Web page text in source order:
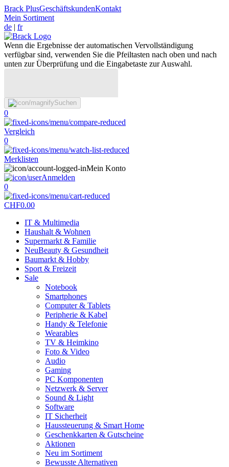
Brack PlusGeschäftskundenKontakt
Mein Sortiment
de | fr
Wenn die Ergebnisse der automatischen Vervollständigung
verfügbar sind, verwenden Sie die Pfeiltasten nach oben und nach
unten zur Überprüfung und die Eingabetaste zur Auswahl.
Suchen
0
Vergleich
0
Merklisten
Mein Konto
Anmelden
0
CHF0.00
IT & Multimedia
Haushalt & Wohnen
Supermarkt & Familie
NeuBeauty & Gesundheit
Baumarkt & Hobby
Sport & Freizeit
Sale
Notebook
Smartphones
Computer & Tablets
Peripherie & Kabel
Handy & Telefonie
Wearables
TV & Heimkino
Foto & Video
Audio
Gaming
PC Komponenten
Netzwerk & Server
Sound & Light
Software
IT Sicherheit
Haussteuerung & Smart Home
Geschenkkarten & Gutscheine
Aktionen
Neu im Sortiment
Bewusste Alternativen